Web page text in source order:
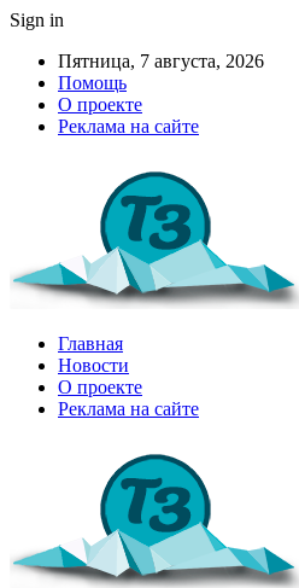
Sign in
Пятница, 7 августа, 2026
Помощь
О проекте
Реклама на сайте
Главная
Новости
О проекте
Реклама на сайте